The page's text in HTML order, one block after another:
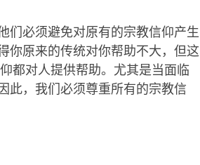
们必须避免对原有的宗教信仰产生
你原来的传统对你帮助不大，但这
都对人提供帮助。尤其是当面临
此，我们必须尊重所有的宗教信